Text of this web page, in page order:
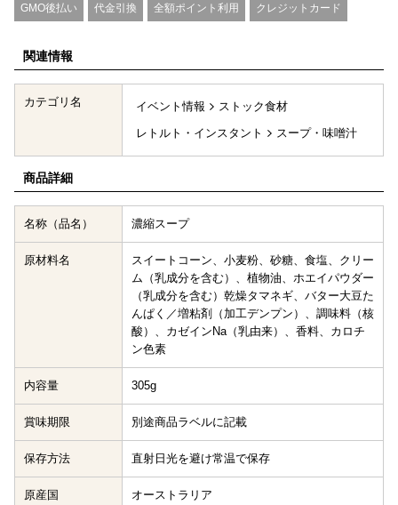
GMO後払い 代金引換 全額ポイント利用 クレジットカード
関連情報
カテゴリ名 イベント情報
ストック食材
レトルト・インスタント
スープ・味噌汁
商品詳細
名称（品名） 濃縮スープ
原材料名
スイートコーン、小麦粉、砂糖、食塩、クリー
ム（乳成分を含む）、植物油、ホエイパウダー
（乳成分を含む）乾燥タマネギ、バター大豆た
んぱく／増粘剤（加工デンプン）、調味料（核
酸）、カゼインNa（乳由来）、香料、カロチ
ン色素
内容量 305g
賞味期限 別途商品ラベルに記載
保存方法 直射日光を避け常温で保存
原産国 オーストラリア